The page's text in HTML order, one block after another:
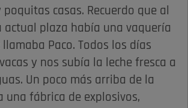
casas. Recuerdo que al
actual plaza había una vaquería
Paco. Todos los días
y nos subía la leche fresca a
Un poco más arriba de la
una fábrica de explosivos,